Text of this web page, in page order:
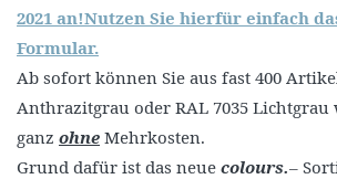
2021 an!Nutzen Sie hierfür einfach
Formular.
Ab sofort können Sie aus fast 400
Anthrazitgrau oder RAL 7035 Lichtgrau
ganz ohne Mehrkosten.
Grund dafür ist das neue colours.–